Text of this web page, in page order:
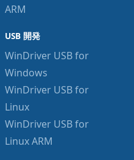
ARM
USB 開発
WinDriver USB for
Windows
WinDriver USB for
Linux
WinDriver USB for
Linux ARM